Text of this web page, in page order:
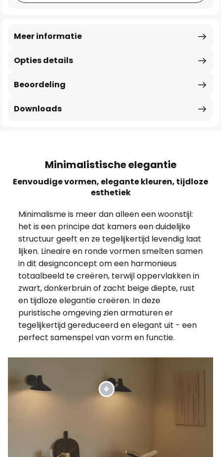
Opties details
Meer informatie
Beoordeling
Downloads
Minimalistische elegantie
Eenvoudige vormen, elegante kleuren, tijdloze
esthetiek
Minimalisme is meer dan alleen een woonstijl:
het is een principe dat kamers een duidelijke
structuur geeft en ze tegelijkertijd levendig laat
lijken. Lineaire en ronde vormen smelten samen
in dit designconcept om een harmonieus
totaalbeeld te creëren, terwijl oppervlakken in
zwart, donkerbruin of zacht beige diepte, rust
en tijdloze elegantie creëren. In deze
puristische omgeving zien armaturen er
tegelijkertijd gereduceerd en elegant uit - een
perfect samenspel van vorm en functie.